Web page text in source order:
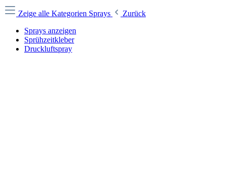
Zeige alle Kategorien Sprays
Zurück
Sprays anzeigen
Sprühzeitkleber
Druckluftspray